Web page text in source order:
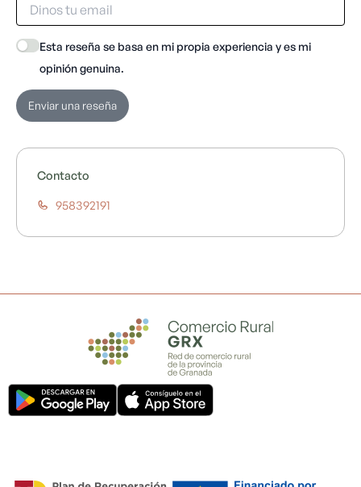
Esta reseña se basa en mi propia experiencia y es mi
opinión genuina.
Enviar una reseña
Contacto
958392191